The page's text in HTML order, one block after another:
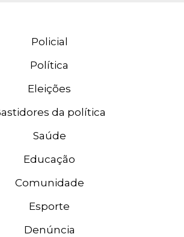
Policial
Política
Eleições
da política
Saúde
Educação
Comunidade
Esporte
Denúncia